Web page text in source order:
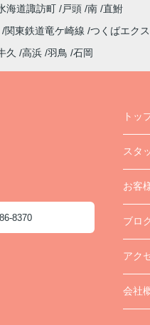
海道諏訪町 戸頭 南 直鮒
関東鉄道竜ケ崎線 つくばエク
久 高浜 羽鳥 石岡
8370
トッ
スタ
お客
ブロ
アク
会社